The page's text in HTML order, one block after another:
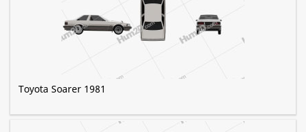
Toyota Soarer 1981